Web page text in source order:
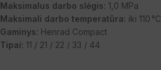
Maksimalus darbo slėgis: 1,0 MPa
Maksimali darbo temperatūra: iki 110 °C
Gaminys: Henrad Compact
Tipai: 11 / 21 / 22 / 33 / 44